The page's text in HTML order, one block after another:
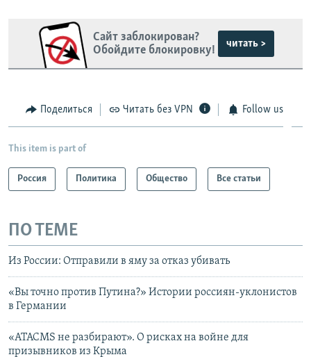
Сайт заблокирован?
Обойдите блокировку!
читать >
Поделиться Читать без VPN Follow us
This item is part of
Россия Политика Общество Все статьи
ПО ТЕМЕ
Из России: Отправили в яму за отказ убивать
«Вы точно против Путина?» Истории россиян-уклонистов
в Германии
«ATACMS не разбирают». О рисках на войне для
призывников из Крыма